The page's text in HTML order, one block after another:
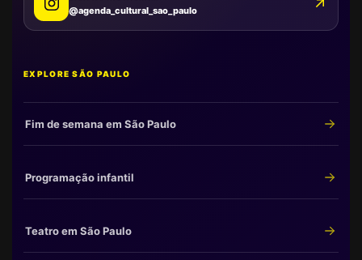
@agenda_cultural_sao_paulo
EXPLORE SÃO PAULO
Fim de semana em São Paulo
Programação infantil
Teatro em São Paulo